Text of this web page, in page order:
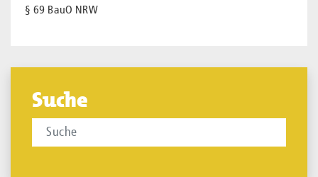
§ 69 BauO NRW
Suche